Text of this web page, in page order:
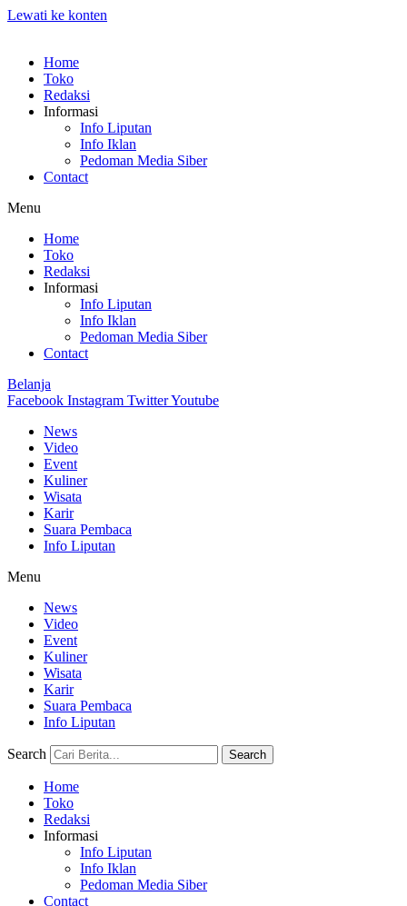
Lewati ke konten
Home
Toko
Redaksi
Informasi
Info Liputan
Info Iklan
Pedoman Media Siber
Contact
Menu
Home
Toko
Redaksi
Informasi
Info Liputan
Info Iklan
Pedoman Media Siber
Contact
Belanja
Facebook Instagram TwitterYoutube
News
Video
Event
Kuliner
Wisata
Karir
Suara Pembaca
Info Liputan
Menu
News
Video
Event
Kuliner
Wisata
Karir
Suara Pembaca
Info Liputan
Search Search
Home
Toko
Redaksi
Informasi
Info Liputan
Info Iklan
Pedoman Media Siber
Contact